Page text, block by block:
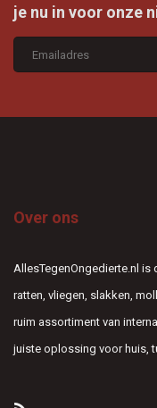
je nu in voor onze
Over ons
AllesTegenOngedierte.nl
ratten, vliegen, slakken,
ruim assortiment van
juiste oplossing voor huis,